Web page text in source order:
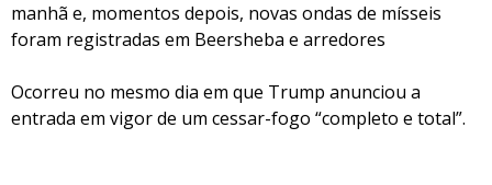
manhã e, momentos depois, novas ondas de mísseis
foram registradas em Beersheba e arredores
Ocorreu no mesmo dia em que Trump anunciou a
entrada em vigor de um cessar-fogo “completo e total”.